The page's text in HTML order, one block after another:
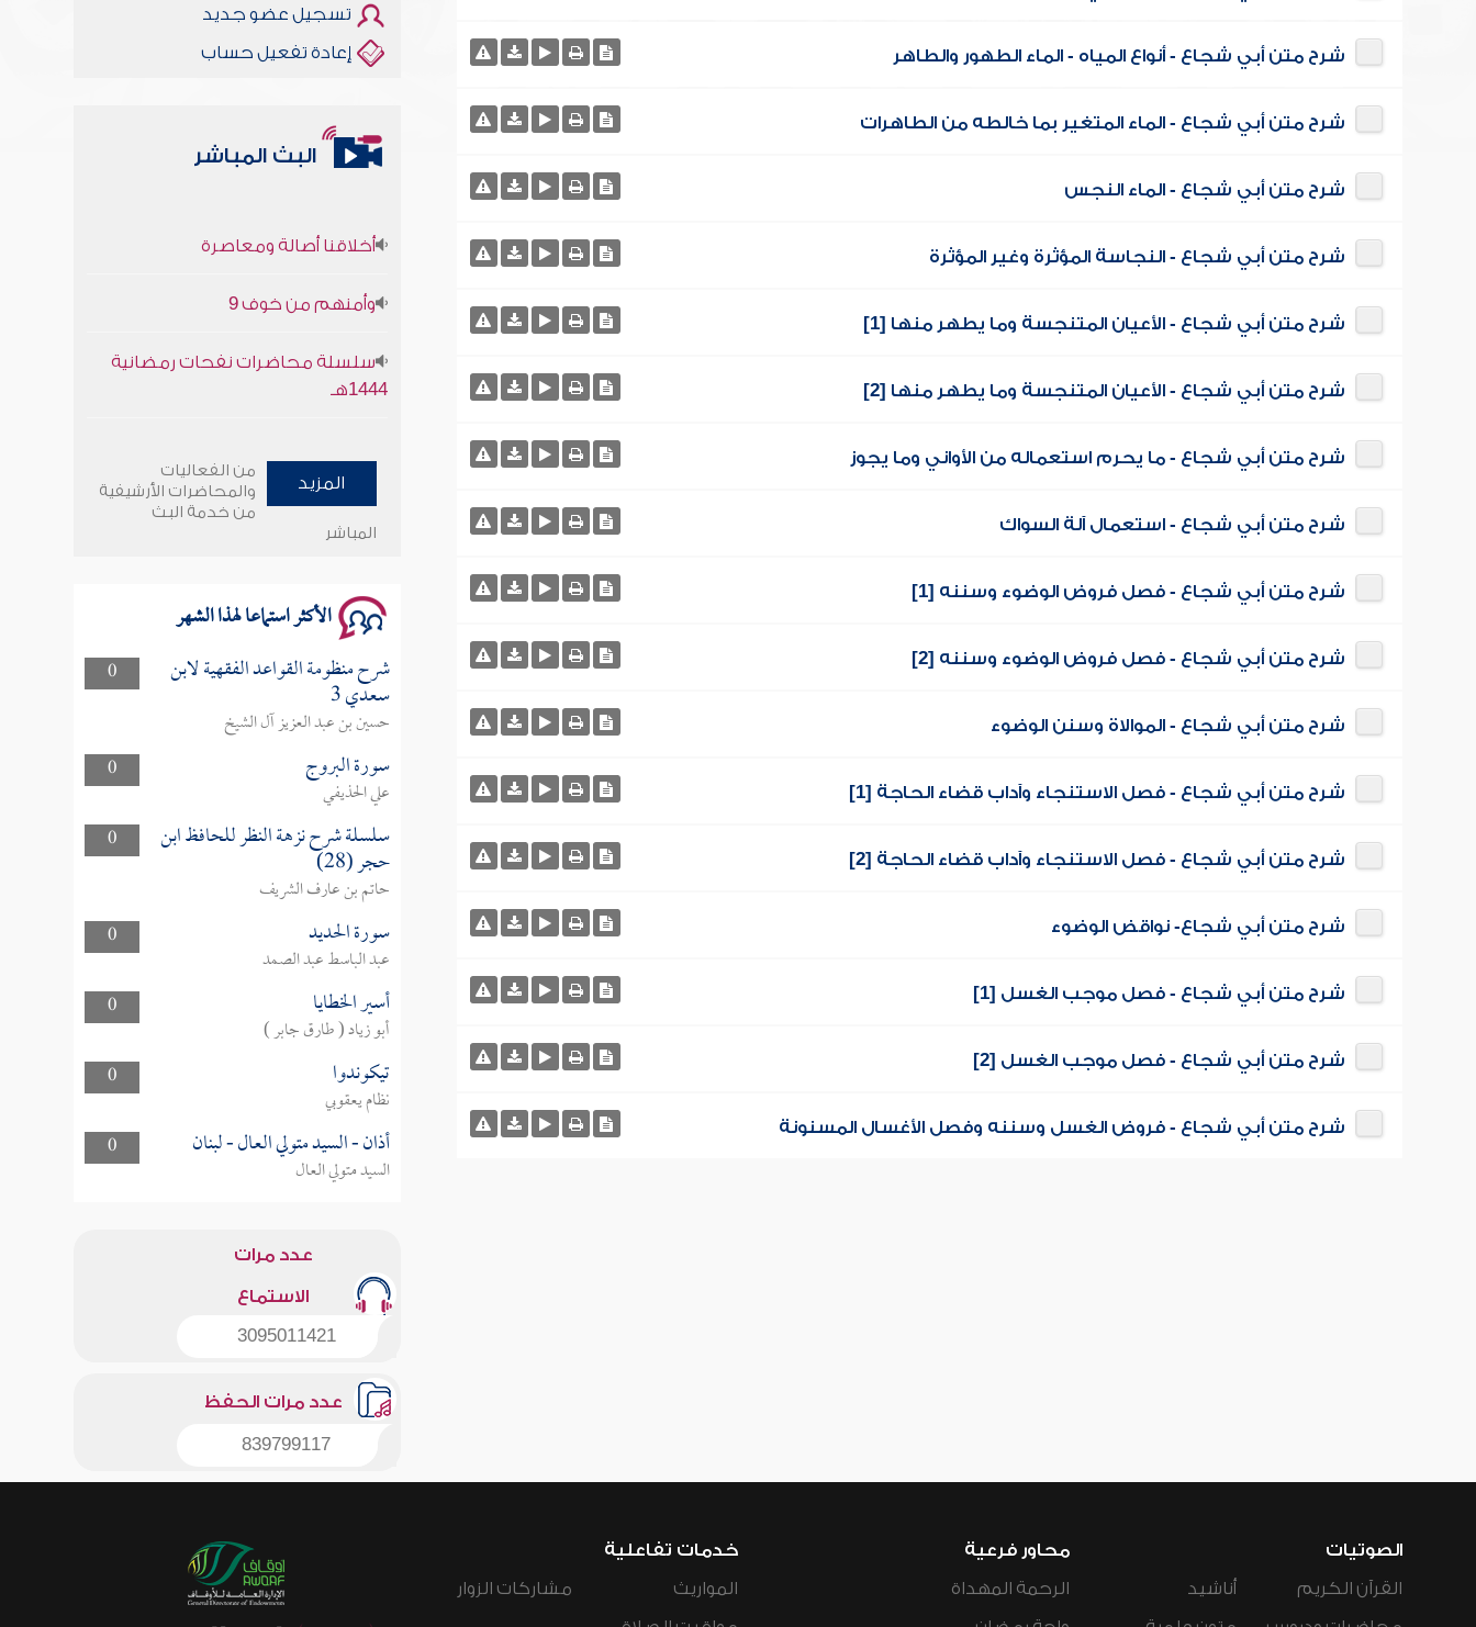
شرح متن أبي شجاع - أنواع المياه - الماء الطهور والطاهر
شرح متن أبي شجاع - الماء المتغير بما خالطه من الطاهرات
شرح متن أبي شجاع - الماء النجس
شرح متن أبي شجاع - النجاسة المؤثرة وغير المؤثرة
شرح متن أبي شجاع - الأعيان المتنجسة وما يطهر منها [1]
شرح متن أبي شجاع - الأعيان المتنجسة وما يطهر منها [2]
شرح متن أبي شجاع - ما يحرم استعماله من الأواني وما يجوز
شرح متن أبي شجاع - استعمال آلة السواك
شرح متن أبي شجاع - فصل فروض الوضوء وسننه [1]
شرح متن أبي شجاع - فصل فروض الوضوء وسننه [2]
شرح متن أبي شجاع - الموالاة وسنن الوضوء
شرح متن أبي شجاع - فصل الاستنجاء وآداب قضاء الحاجة [1]
شرح متن أبي شجاع - فصل الاستنجاء وآداب قضاء الحاجة [2]
شرح متن أبي شجاع- نواقض الوضوء
شرح متن أبي شجاع - فصل موجب الغسل [1]
شرح متن أبي شجاع - فصل موجب الغسل [2]
شرح متن أبي شجاع - فروض الغسل وسننه وفصل الأغسال المسنونة
تسجيل عضو جديد
إعادة تفعيل حساب
البث المباشر
1444هـ
وأمنهم من خوف 9
المزيد
من الفعاليات
والمحاضرات الأرشيفية
من خدمة البث
المباشر
الأكثر استماعا لهذا الشهر
0 شرح منظومة القواعد الفقهية لابن
سعدي 3
حسين بن عبد العزيز آل الشيخ
0
سورة البروج
علي الحذيفي
0
سلسلة شرح نزهة النظر للحافظ ابن
حجر (28)
حاتم بن عارف الشريف
0
سورة الحديد
عبد الباسط عبد الصمد
0
أسير الخطايا
أبو زياد ( طارق جابر )
0
تيكوندوا
نظام يعقوبي
0
أذان - السيد متولي العال - لبنان
السيد متولي العال
عدد مرات
الاستماع
3095011421
عدد مرات الحفظ
839799117
الصوتيات
القرآن الكريم
أناشيد
محاور فرعية
الرحمة المهداة
خدمات تفاعلية
المواريث
مشاركات الزوار